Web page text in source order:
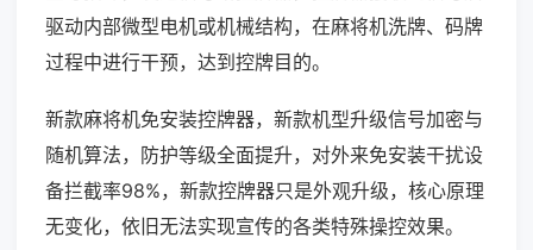
驱动内部微型电机或机械结构，在麻将机洗牌、码牌
过程中进行干预，达到控牌目的。
新款麻将机免安装控牌器，新款机型升级信号加密与
随机算法，防护等级全面提升，对外来免安装干扰设
备拦截率98%，新款控牌器只是外观升级，核心原理
无变化，依旧无法实现宣传的各类特殊操控效果。